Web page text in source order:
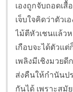
เองถูกจับถอดเ
เจ็บใจคิดว่าตัวเ
ไม้ตีหัวเชนแล้ว
เกือบจะได้ตัวแ
เพลิงมีเชิงมวยดี
ส่งคืนให้กำนันป
กันได้ เพราะสมั